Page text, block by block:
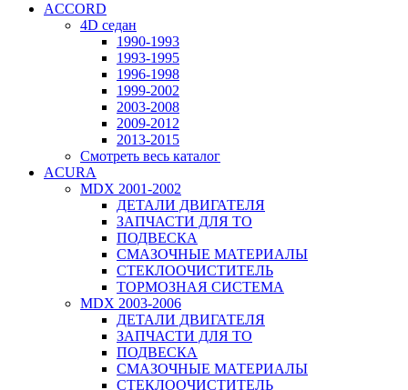
ACCORD
4D седан
1990-1993
1993-1995
1996-1998
1999-2002
2003-2008
2009-2012
2013-2015
Смотреть весь каталог
ACURA
MDX 2001-2002
ДЕТАЛИ ДВИГАТЕЛЯ
ЗАПЧАСТИ ДЛЯ ТО
ПОДВЕСКА
СМАЗОЧНЫЕ МАТЕРИАЛЫ
СТЕКЛООЧИСТИТЕЛЬ
ТОРМОЗНАЯ СИСТЕМА
MDX 2003-2006
ДЕТАЛИ ДВИГАТЕЛЯ
ЗАПЧАСТИ ДЛЯ ТО
ПОДВЕСКА
СМАЗОЧНЫЕ МАТЕРИАЛЫ
СТЕКЛООЧИСТИТЕЛЬ